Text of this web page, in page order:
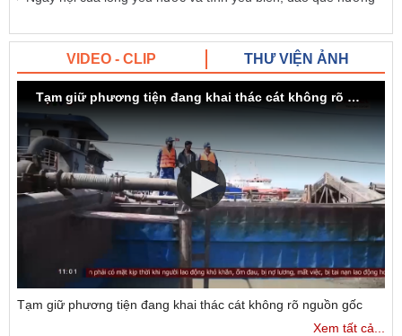
VIDEO - CLIP THƯ VIỆN ẢNH
Tạm giữ phương tiện đang khai thác cát không rõ nguồn gốc
Tạm giữ phương tiện đang khai thác cát không rõ nguồn gốc
Xem tất cả...